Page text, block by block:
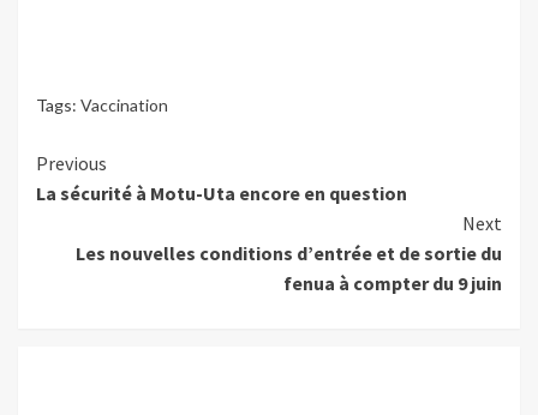
Tags: Vaccination
Continue
Reading
Previous
La sécurité à Motu-Uta encore en question
Next
Les nouvelles conditions d’entrée et de sortie du
fenua à compter du 9 juin